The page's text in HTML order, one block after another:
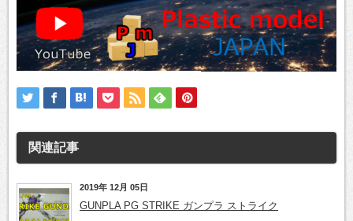
関連記事
2019年 12月 05日
GUNPLA PG STRIKE ガンプラ ストライク